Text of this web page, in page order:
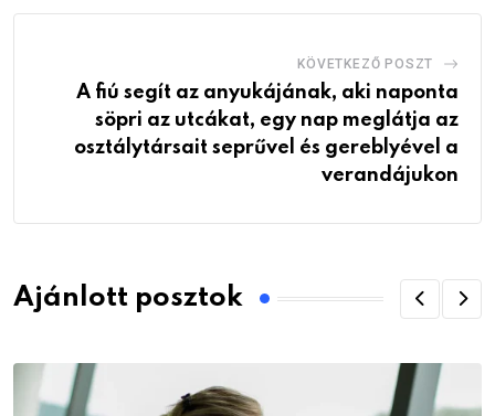
KÖVETKEZŐ POSZT
A fiú segít az anyukájának, aki naponta
söpri az utcákat, egy nap meglátja az
osztálytársait seprűvel és gereblyével a
verandájukon
Ajánlott posztok